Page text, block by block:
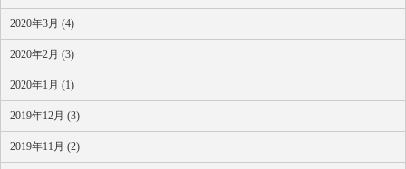
2020年3月 (4)
2020年2月 (3)
2020年1月 (1)
2019年12月 (3)
2019年11月 (2)